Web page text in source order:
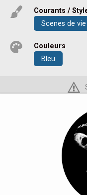
Courants /
Scenes de vie
Couleurs
Bleu